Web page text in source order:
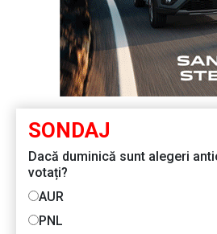
SONDAJ
Dacă duminică sunt alegeri
votați?
AUR
PNL